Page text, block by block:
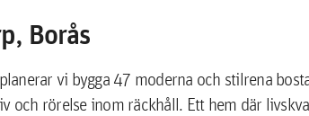
Borås
vi bygga 47 moderna och stilrena
och rörelse inom räckhåll. Ett hem där